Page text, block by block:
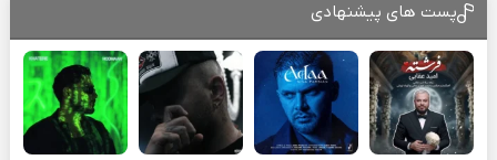
پست های پیشنهادی